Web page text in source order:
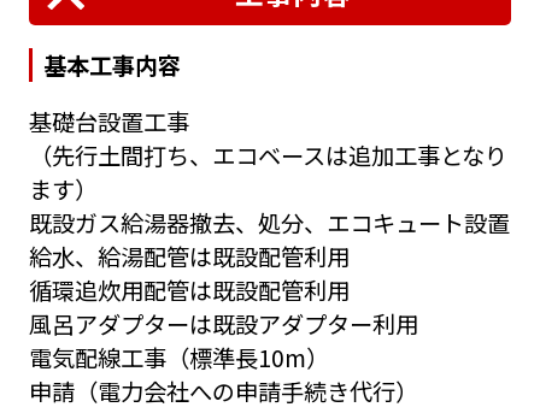
基本工事内容
基礎台設置工事
（先行土間打ち、エコベースは追加工事となり
ます）
既設ガス給湯器撤去、処分、エコキュート設置
給水、給湯配管は既設配管利用
循環追炊用配管は既設配管利用
風呂アダプターは既設アダプター利用
電気配線工事（標準長10m）
申請（電力会社への申請手続き代行）